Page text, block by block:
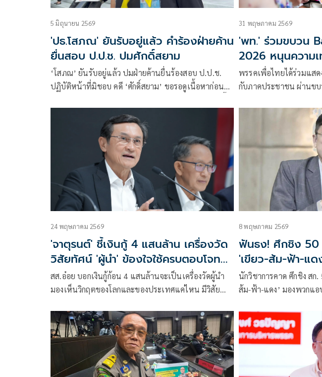
5 มิถุนายน 2569
'ปธ.โสภณ' ยันรับอยู่แล้ว คำร้องฝ่ายค้าน
ยื่นสอบ ป.ป.ช. ปมศักดิ์สยาม
‘โสภณ’ ยันรับอยู่แล้ว ปมฝ่ายค้านยื่นร้องสอบ ป.ป.ช.
ปฏิบัติหน้าที่มิชอบ คดี ‘ศักดิ์สยาม’ ขอรอดูเนื้อหาก่อน
ประธานมีหน้าที่บรรจุวาระ
31 พฤษภาคม 2569
'พท.' ร่วมขบวน
2026 หนุนความ
ชิงเจ้าภาพ
พรรคเพื่อไทยได้ร่วมแส
กับภาคประชาชน ผ่านข
24 พฤษภาคม 2569
'จาตุรนต์' ชี้เงินกู้ 4 แสนล้าน เครื่องวัด
วิสัยทัศน์ 'ผู้นำ' ข้องใจใช้ครบตอบโจทย์
วิกฤตจริงไหม
สส.อ๋อย บอกเงินกู้ก้อน 4 แสนล้านจะเป็นเครื่องวัดผู้นำ
มองเห็นวิกฤตของโลกและของประเทศแค่ไหน มีวิสัย
8 พฤษภาคม 2569
ฟันธง! ศึกชิง 50
'เขียว-ส้ม-ฟ้า-แด
นักวิชาการคาด ศึกชิง สก
ส้ม-ฟ้า-แดง’ มองพวกแ
ระดับชาติ